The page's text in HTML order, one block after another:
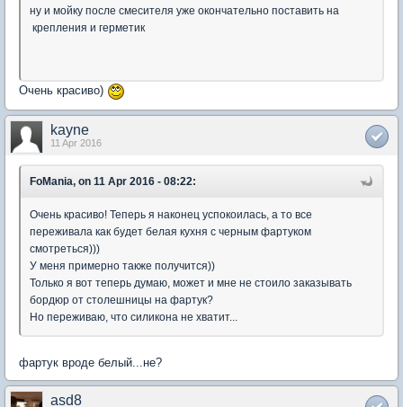
ну и мойку после смесителя уже окончательно поставить на
крепления и герметик
Очень красиво)
kayne
11 Apr 2016
FoMania, on 11 Apr 2016 - 08:22:
Очень красиво! Теперь я наконец успокоилась, а то все
переживала как будет белая кухня с черным фартуком
смотреться)))
У меня примерно также получится))
Только я вот теперь думаю, может и мне не стоило заказывать
бордюр от столешницы на фартук?
Но переживаю, что силикона не хватит...
фартук вроде белый...не?
asd8